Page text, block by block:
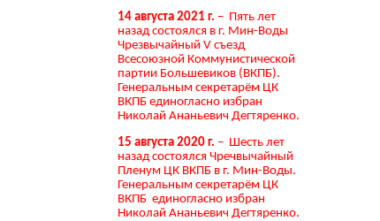
14 августа 2021 г. – Пять лет
назад состоялся в г. Мин-Воды
Чрезвычайный V съезд
Всесоюзной Коммунистической
партии Большевиков (ВКПБ).
Генеральным секретарём ЦК
ВКПБ единогласно избран
Николай Ананьевич Дегтяренко.
15 августа 2020 г. – Шесть лет
назад состоялся Чречвычайный
Пленум ЦК ВКПБ в г. Мин-Воды.
Генеральным секретарём ЦК
ВКПБ единогласно избран
Николай Ананьевич Дегтяренко.